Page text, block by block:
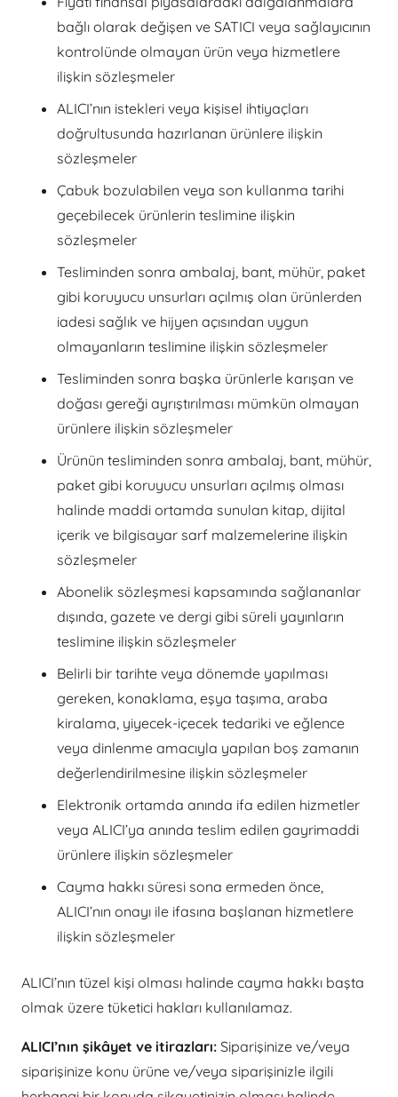
bağlı olarak değişen ve SATICI veya sağlayıcının
kontrolünde olmayan ürün veya hizmetlere
ilişkin sözleşmeler
ALICI’nın istekleri veya kişisel ihtiyaçları
doğrultusunda hazırlanan ürünlere ilişkin
sözleşmeler
Çabuk bozulabilen veya son kullanma tarihi
geçebilecek ürünlerin teslimine ilişkin
sözleşmeler
Tesliminden sonra ambalaj, bant, mühür, paket
gibi koruyucu unsurları açılmış olan ürünlerden
iadesi sağlık ve hijyen açısından uygun
olmayanların teslimine ilişkin sözleşmeler
Tesliminden sonra başka ürünlerle karışan ve
doğası gereği ayrıştırılması mümkün olmayan
ürünlere ilişkin sözleşmeler
Ürünün tesliminden sonra ambalaj, bant, mühür,
paket gibi koruyucu unsurları açılmış olması
halinde maddi ortamda sunulan kitap, dijital
içerik ve bilgisayar sarf malzemelerine ilişkin
sözleşmeler
Abonelik sözleşmesi kapsamında sağlananlar
dışında, gazete ve dergi gibi süreli yayınların
teslimine ilişkin sözleşmeler
Belirli bir tarihte veya dönemde yapılması
gereken, konaklama, eşya taşıma, araba
kiralama, yiyecek-içecek tedariki ve eğlence
veya dinlenme amacıyla yapılan boş zamanın
değerlendirilmesine ilişkin sözleşmeler
Elektronik ortamda anında ifa edilen hizmetler
veya ALICI’ya anında teslim edilen gayrimaddi
ürünlere ilişkin sözleşmeler
Cayma hakkı süresi sona ermeden önce,
ALICI’nın onayı ile ifasına başlanan hizmetlere
ilişkin sözleşmeler
ALICI’nın tüzel kişi olması halinde cayma hakkı başta
olmak üzere tüketici hakları kullanılamaz.
ALICI’nın şikâyet ve itirazları: Siparişinize ve/veya
siparişinize konu ürüne ve/veya siparişinizle ilgili